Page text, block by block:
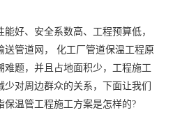
好、安全系数高、工程预算低，
送管道网， 化工厂管道保温工程原
题，并且占地面积少，工程施工
对周边群众的关系，下面让我们
温管工程施工方案是怎样的?